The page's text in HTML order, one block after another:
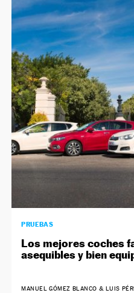
PRUEBAS
Los mejores coches
asequibles y bien
MANUEL GÓMEZ BLANCO & LUIS